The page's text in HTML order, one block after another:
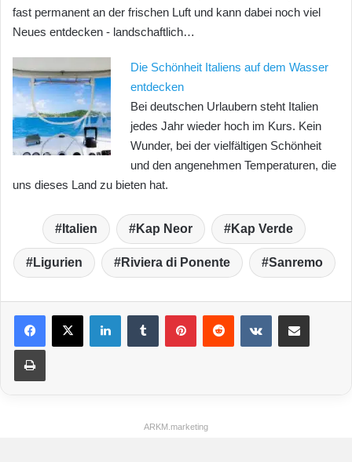
fast permanent an der frischen Luft und kann dabei noch viel
Neues entdecken - landschaftlich…
Die Schönheit Italiens auf dem Wasser
entdecken
Bei deutschen Urlaubern steht Italien
jedes Jahr wieder hoch im Kurs. Kein
Wunder, bei der vielfältigen Schönheit
und den angenehmen Temperaturen, die
uns dieses Land zu bieten hat.
Italien Kap Neor Kap Verde
Ligurien Riviera di Ponente Sanremo
ARKM.marketing